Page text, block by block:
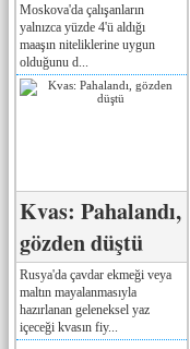
Moskova'da çalışanların
yalnızca yüzde 4'ü aldığı
maaşın niteliklerine uygun
olduğunu d...
Kvas: Pahalandı,
gözden düştü
Rusya'da çavdar ekmeği veya
maltın mayalanmasıyla
hazırlanan geleneksel yaz
içeceği kvasın fiy...